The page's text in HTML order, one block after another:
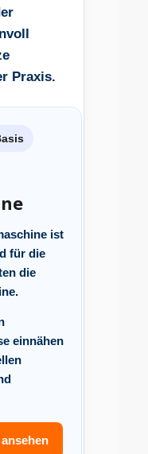
Praxis.
ist
für die
die
einnähen